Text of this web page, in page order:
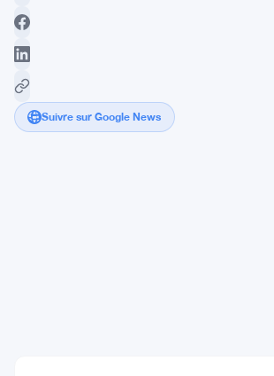
Suivre sur Google News